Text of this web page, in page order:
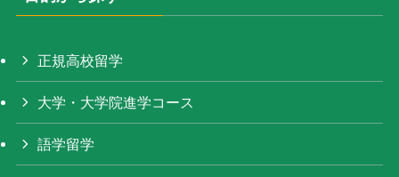
正規高校留学
大学・大学院進学コース
語学留学